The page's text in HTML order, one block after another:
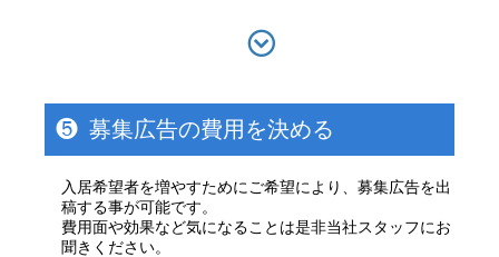
❺ 募集広告の費用を決める
入居希望者を増やすためにご希望により、募集広告を出
稿する事が可能です。
費用面や効果など気になることは是非当社スタッフにお
聞きください。